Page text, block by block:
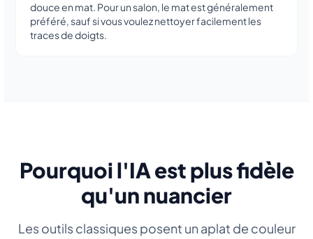
douce en mat. Pour un salon, le mat est généralement
préféré, sauf si vous voulez nettoyer facilement les
traces de doigts.
Pourquoi l'IA est plus fidèle
qu'un nuancier
Les outils classiques posent un aplat de couleur